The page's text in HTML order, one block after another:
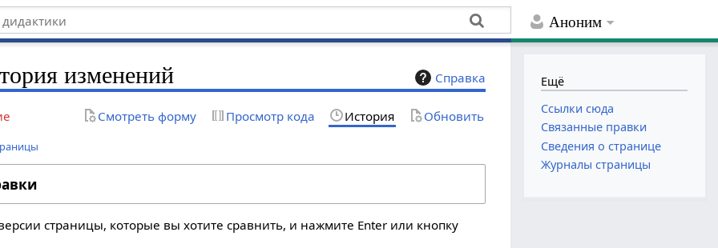
Аноним
Справка
изменений
Смотреть форму Просмотр кода История Обновить
страницы, которые вы хотите сравнить, и нажмите Enter или кнопку
Ещё
Ссылки сюда
Связанные правки
Сведения о странице
Журналы страницы